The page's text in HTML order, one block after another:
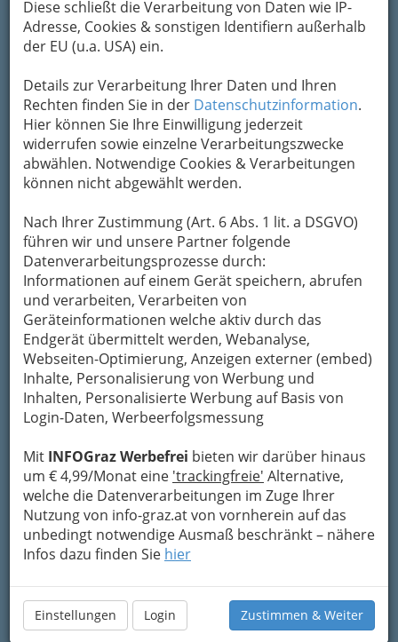
Diese schließt die Verarbeitung von Daten wie IP-
Adresse, Cookies & sonstigen Identifiern außerhalb
der EU (u.a. USA) ein.
Details zur Verarbeitung Ihrer Daten und Ihren
Rechten finden Sie in der Datenschutzinformation.
Hier können Sie Ihre Einwilligung jederzeit
widerrufen sowie einzelne Verarbeitungszwecke
abwählen. Notwendige Cookies & Verarbeitungen
können nicht abgewählt werden.
Nach Ihrer Zustimmung (Art. 6 Abs. 1 lit. a DSGVO)
führen wir und unsere Partner folgende
Datenverarbeitungsprozesse durch:
Informationen auf einem Gerät speichern, abrufen
und verarbeiten, Verarbeiten von
Geräteinformationen welche aktiv durch das
Endgerät übermittelt werden, Webanalyse,
Webseiten-Optimierung, Anzeigen externer (embed)
Inhalte, Personalisierung von Werbung und
Inhalten, Personalisierte Werbung auf Basis von
Login-Daten, Werbeerfolgsmessung
Mit INFOGraz Werbefrei bieten wir darüber hinaus
um € 4,99/Monat eine 'trackingfreie' Alternative,
welche die Datenverarbeitungen im Zuge Ihrer
Nutzung von info-graz.at von vornherein auf das
unbedingt notwendige Ausmaß beschränkt – nähere
Infos dazu finden Sie hier
Einstellungen Login Zustimmen & Weiter
Navigation
Umgebung
Dampfbad & Sauna
Friseure Graz und
Friseurinnen - perfekte
Frisuren